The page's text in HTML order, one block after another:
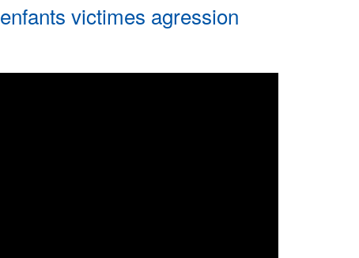
victimes agression